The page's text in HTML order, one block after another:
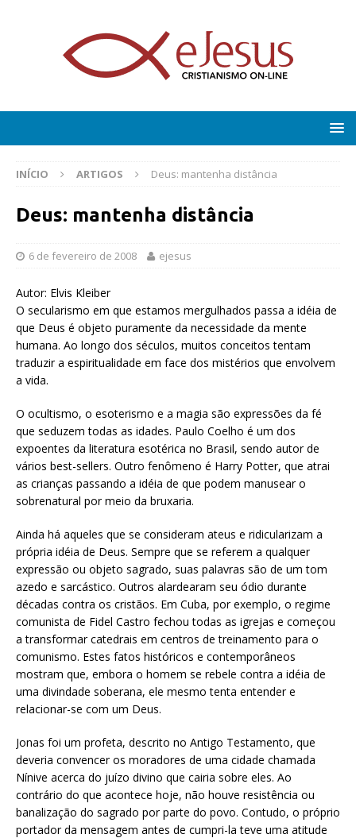
INÍCIO ARTIGOS Deus: mantenha distância
Deus: mantenha distância
6 de fevereiro de 2008 ejesus
Autor: Elvis Kleiber
O secularismo em que estamos mergulhados passa a idéia de
que Deus é objeto puramente da necessidade da mente
humana. Ao longo dos séculos, muitos conceitos tentam
traduzir a espiritualidade em face dos mistérios que envolvem
a vida.
O ocultismo, o esoterismo e a magia são expressões da fé
que seduzem todas as idades. Paulo Coelho é um dos
expoentes da literatura esotérica no Brasil, sendo autor de
vários best-sellers. Outro fenômeno é Harry Potter, que atrai
as crianças passando a idéia de que podem manusear o
sobrenatural por meio da bruxaria.
Ainda há aqueles que se consideram ateus e ridicularizam a
própria idéia de Deus. Sempre que se referem a qualquer
expressão ou objeto sagrado, suas palavras são de um tom
azedo e sarcástico. Outros alardearam seu ódio durante
décadas contra os cristãos. Em Cuba, por exemplo, o regime
comunista de Fidel Castro fechou todas as igrejas e começou
a transformar catedrais em centros de treinamento para o
comunismo. Estes fatos históricos e contemporâneos
mostram que, embora o homem se rebele contra a idéia de
uma divindade soberana, ele mesmo tenta entender e
relacionar-se com um Deus.
Jonas foi um profeta, descrito no Antigo Testamento, que
deveria convencer os moradores de uma cidade chamada
Nínive acerca do juízo divino que cairia sobre eles. Ao
contrário do que acontece hoje, não houve resistência ou
banalização do sagrado por parte do povo. Contudo, o próprio
portador da mensagem antes de cumpri-la teve uma atitude